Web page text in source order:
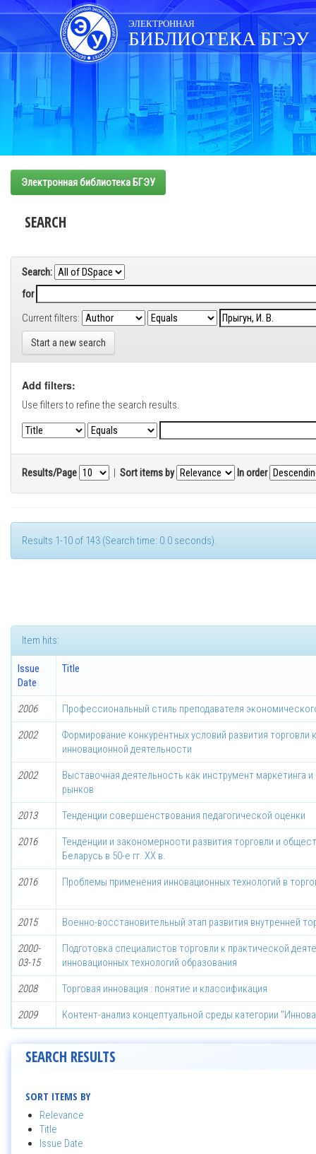
Skip
navigation
ЭЛЕКТРОННАЯ
БИБЛИОТЕКА БГЭУ
Электронная библиотека БГЭУ
SEARCH
Search:
for
Current filters:
Start a new search
Add filters:
Use filters to refine the search results.
Results/Page | Sort items by In order
Results 1-10 of 143 (Search time: 0.0 seconds).
Item hits:
Issue
Date
Title
2006 Профессиональный стиль преподавателя
2002
Формирование конкурентных условий развития торговли
инновационной деятельности
2002
Выставочная деятельность как инструмент маркетинга
рынков
2013 Тенденции совершенствования педагогической оценки
2016
Тенденции и закономерности развития торговли и
Беларусь в 50-е гг. ХХ в.
2016 Проблемы применения инновационных технологий в
2015 Военно-восстановительный этап развития внутренней
2000-
03-15
Подготовка специалистов торговли к практической
инновационных технологий образования
2008 Торговая инновация : понятие и классификация
2009 Контент-анализ концептуальной среды категории
SEARCH RESULTS
SORT ITEMS BY
Relevance
Title
Issue Date